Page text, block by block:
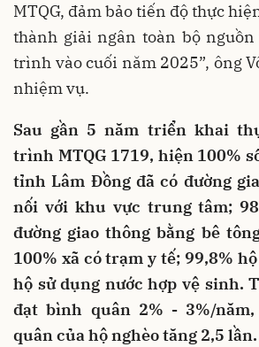
MTQG, đảm bảo tiến độ thực
thành giải ngân toàn bộ
trình vào cuối năm 2025”, ông
nhiệm vụ.
Sau gần 5 năm triển khai
trình MTQG 1719, hiện 100%
tỉnh Lâm Đồng đã có đường
nối với khu vực trung tâm;
đường giao thông bằng bê
100% xã có trạm y tế; 99,8%
hộ sử dụng nước hợp vệ sinh.
đạt bình quân 2% - 3%/
quân của hộ nghèo tăng 2,5 lần.